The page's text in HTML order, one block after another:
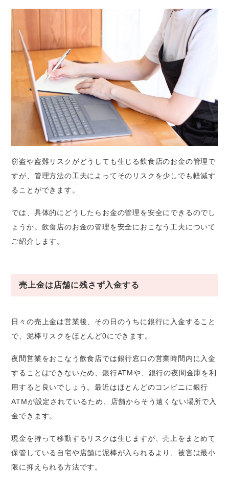
窃盗や盗難リスクがどうしても生じる飲食店のお金の管理で
すが、管理方法の工夫によってそのリスクを少しでも軽減す
ることができます。
では、具体的にどうしたらお金の管理を安全にできるのでし
ょうか。飲食店のお金の管理を安全におこなう工夫について
ご紹介します。
売上金は店舗に残さず入金する
日々の売上金は営業後、その日のうちに銀行に入金すること
で、泥棒リスクをほとんど0にできます。
夜間営業をおこなう飲食店では銀行窓口の営業時間内に入金
することはできないため、銀行ATMや、銀行の夜間金庫を利
用すると良いでしょう。最近はほとんどのコンビニに銀行
ATMが設定されているため、店舗からそう遠くない場所で入
金できます。
現金を持って移動するリスクは生じますが、売上をまとめて
保管している自宅や店舗に泥棒が入られるより、被害は最小
限に抑えられる方法です。